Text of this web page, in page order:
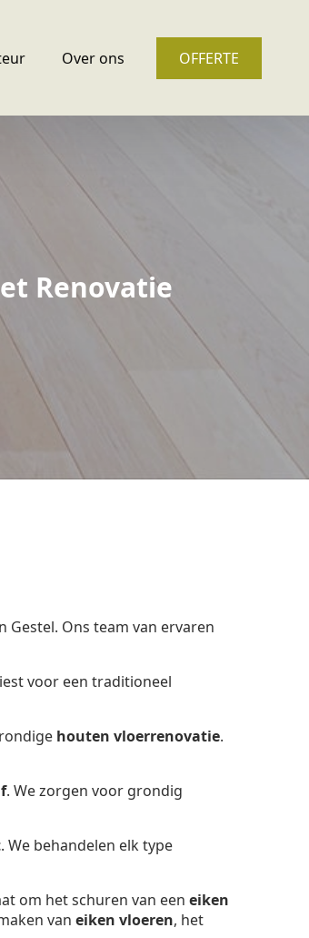
Over ons OFFERTE
Renovatie
Gestel. Ons team van ervaren
voor een traditioneel
houten vloerrenovatie.
. We zorgen voor grondig
. We behandelen elk type
om het schuren van een eiken
van eiken vloeren, het